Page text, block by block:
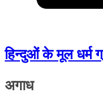
हिन्दुओं के मूल धर्म
अगाध